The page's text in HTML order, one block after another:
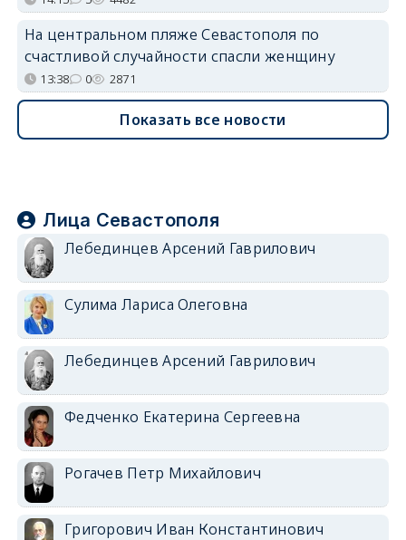
На центральном пляже Севастополя по
счастливой случайности спасли женщину
13:38 0 2871
Показать все новости
Лица Севастополя
Лебединцев Арсений Гаврилович
Сулима Лариса Олеговна
Лебединцев Арсений Гаврилович
Федченко Екатерина Сергеевна
Рогачев Петр Михайлович
Григорович Иван Константинович